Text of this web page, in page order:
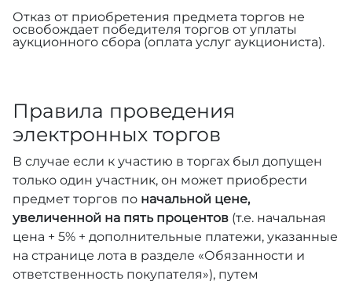
Отказ от приобретения предмета торгов не
освобождает победителя торгов от уплаты
аукционного сбора (оплата услуг аукциониста).
Правила проведения
электронных торгов
В случае если к участию в торгах был допущен
только один участник, он может приобрести
предмет торгов по начальной цене,
увеличенной на пять процентов (т.е. начальная
цена + 5% + дополнительные платежи, указанные
на странице лота в разделе «Обязанности и
ответственность покупателя»), путем